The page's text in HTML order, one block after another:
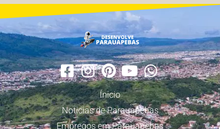
Ínicio
Notícias de Parauapebas
Empregos em Parauapebas